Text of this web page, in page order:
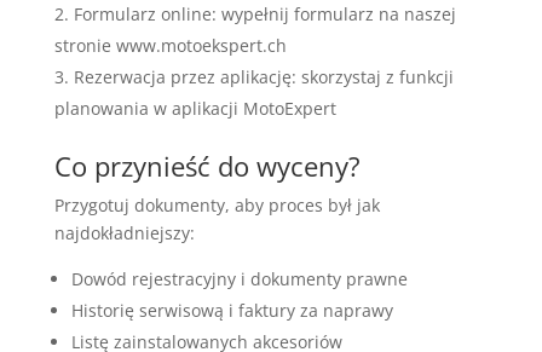
Formularz online: wypełnij formularz na naszej
stronie www.motoekspert.ch
Rezerwacja przez aplikację: skorzystaj z funkcji
planowania w aplikacji MotoExpert
Co przynieść do wyceny?
Przygotuj dokumenty, aby proces był jak
najdokładniejszy:
Dowód rejestracyjny i dokumenty prawne
Historię serwisową i faktury za naprawy
Listę zainstalowanych akcesoriów